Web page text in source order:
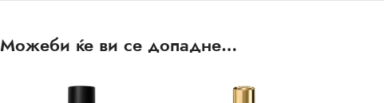
Можеби ќе ви се допадне…